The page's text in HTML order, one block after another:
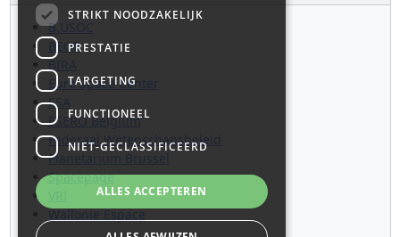
B.USOC
BEOP
BIRA
Euro Space Center
ESA
ESERO Belgium
Federaal Wetenschapsbeleid
Planetarium Brussel
Spacepage
VRI
Wallonie Espace
STRIKT NOODZAKELIJK
PRESTATIE
TARGETING
FUNCTIONEEL
NIET-GECLASSIFICEERD
ALLES ACCEPTEREN